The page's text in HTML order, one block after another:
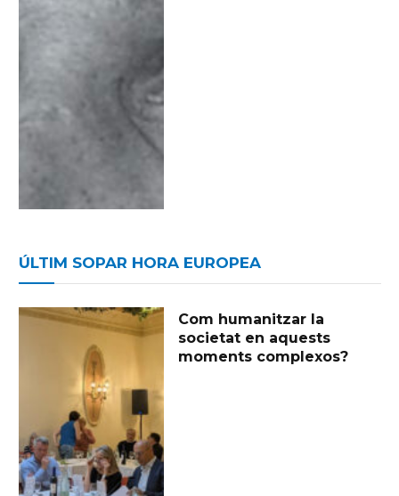
ÚLTIM SOPAR HORA EUROPEA
Com humanitzar la
societat en aquests
moments complexos?